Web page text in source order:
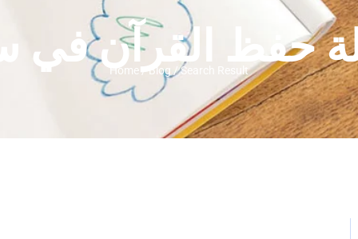
حفظ القرآن في
Home / Blog / Search Result